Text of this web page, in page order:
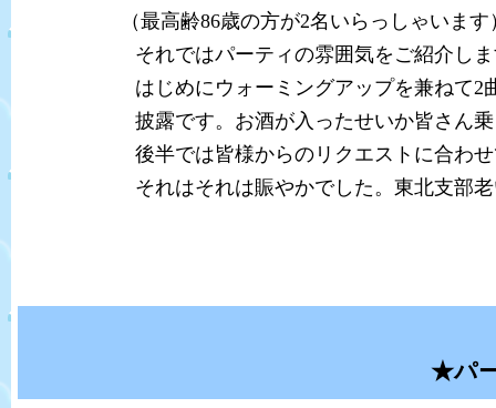
（最高齢86歳の方が2名いらっしゃいます
それではパーティの雰囲気をご紹介しま
はじめにウォーミングアップを兼ねて2曲ほ
披露です。お酒が入ったせいか皆さん乗り
後半では皆様からのリクエストに合わせて全
それはそれは賑やかでした。東北支部老い
★パ